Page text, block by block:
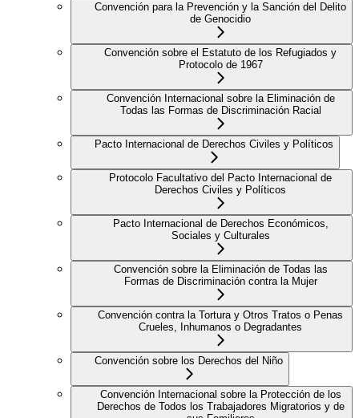
Convención para la Prevención y la Sanción del Delito
de Genocidio
Convención sobre el Estatuto de los Refugiados y
Protocolo de 1967
Convención Internacional sobre la Eliminación de
Todas las Formas de Discriminación Racial
Pacto Internacional de Derechos Civiles y Políticos
Protocolo Facultativo del Pacto Internacional de
Derechos Civiles y Políticos
Pacto Internacional de Derechos Económicos,
Sociales y Culturales
Convención sobre la Eliminación de Todas las
Formas de Discriminación contra la Mujer
Convención contra la Tortura y Otros Tratos o Penas
Crueles, Inhumanos o Degradantes
Convención sobre los Derechos del Niño
Convención Internacional sobre la Protección de los
Derechos de Todos los Trabajadores Migratorios y de